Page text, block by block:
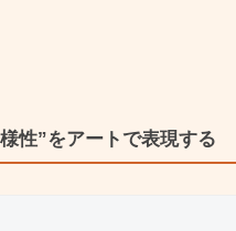
性”をアートで表現する